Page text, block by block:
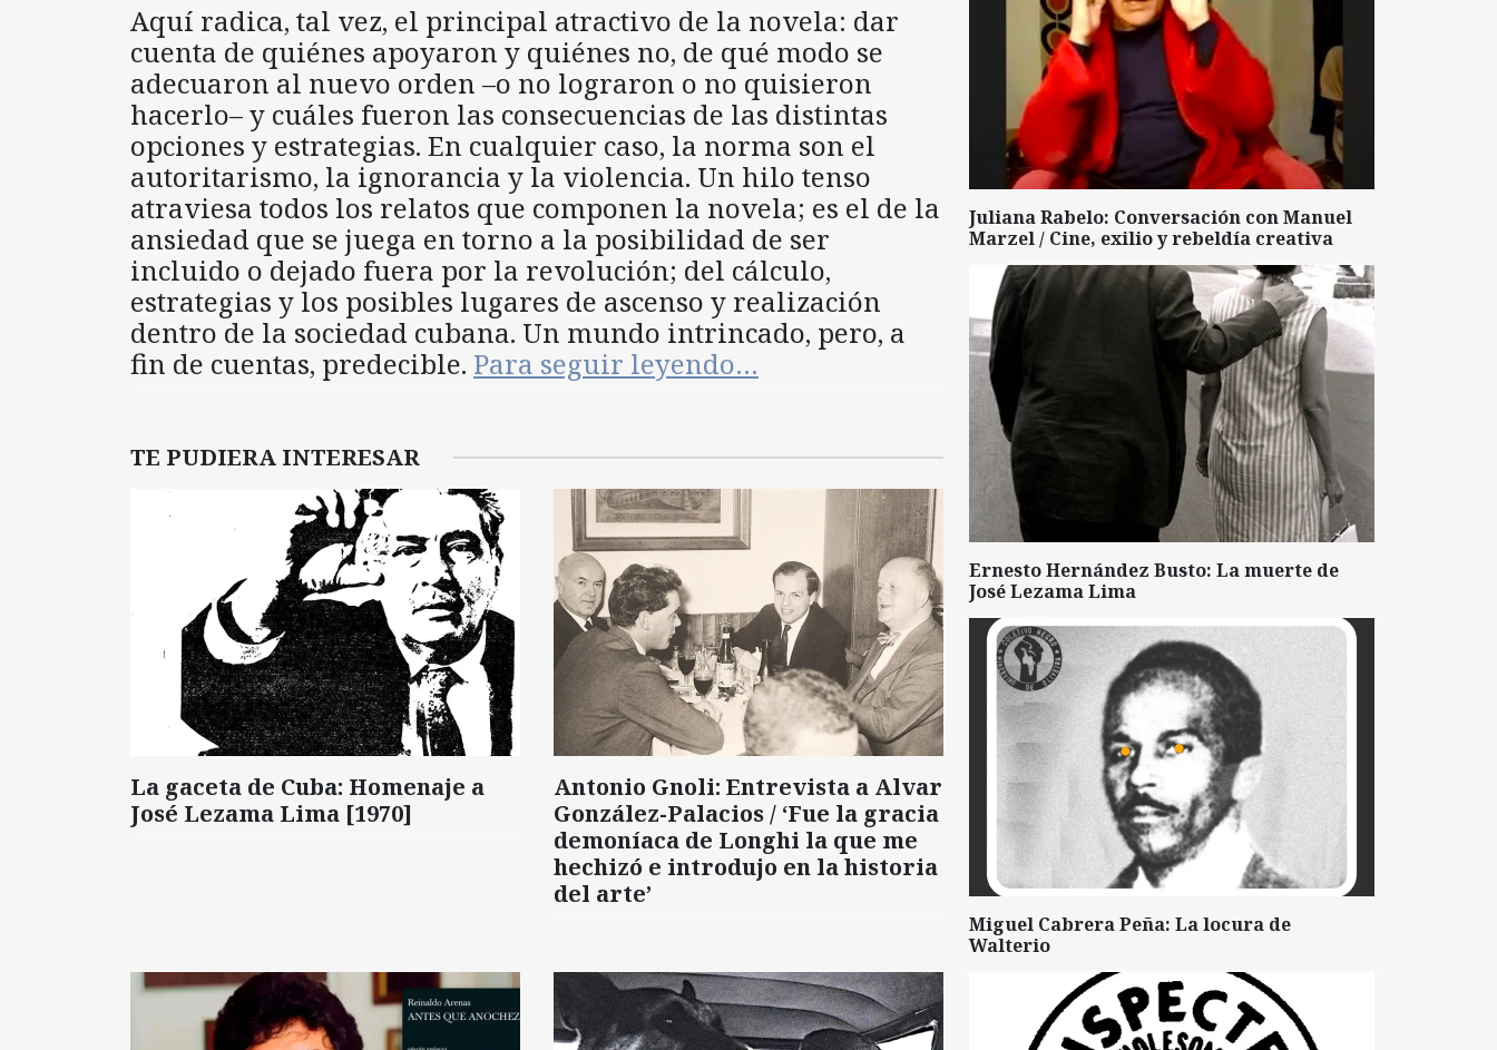
Aquí radica, tal vez, el principal atractivo de la novela: dar
cuenta de quiénes apoyaron y quiénes no, de qué modo se
adecuaron al nuevo orden –o no lograron o no quisieron
hacerlo– y cuáles fueron las consecuencias de las distintas
opciones y estrategias. En cualquier caso, la norma son el
autoritarismo, la ignorancia y la violencia. Un hilo tenso
atraviesa todos los relatos que componen la novela; es el de la
ansiedad que se juega en torno a la posibilidad de ser
incluido o dejado fuera por la revolución; del cálculo,
estrategias y los posibles lugares de ascenso y realización
dentro de la sociedad cubana. Un mundo intrincado, pero, a
fin de cuentas, predecible. Para seguir leyendo…
TE PUDIERA INTERESAR
La gaceta de Cuba: Homenaje a
José Lezama Lima [1970]
Antonio Gnoli: Entrevista a Alvar
González-Palacios / ‘Fue la gracia
demoníaca de Longhi la que me
hechizó e introdujo en la historia
del arte’
Juliana Rabelo: Conversación con Manuel
Marzel / Cine, exilio y rebeldía creativa
Ernesto Hernández Busto: La muerte de
José Lezama Lima
Miguel Cabrera Peña: La locura de
Walterio